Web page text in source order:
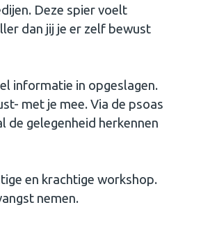
Deze spier voelt
dan jij je er zelf bewust
informatie in opgeslagen.
met je mee. Via de psoas
de gelegenheid herkennen
en krachtige workshop.
nemen.